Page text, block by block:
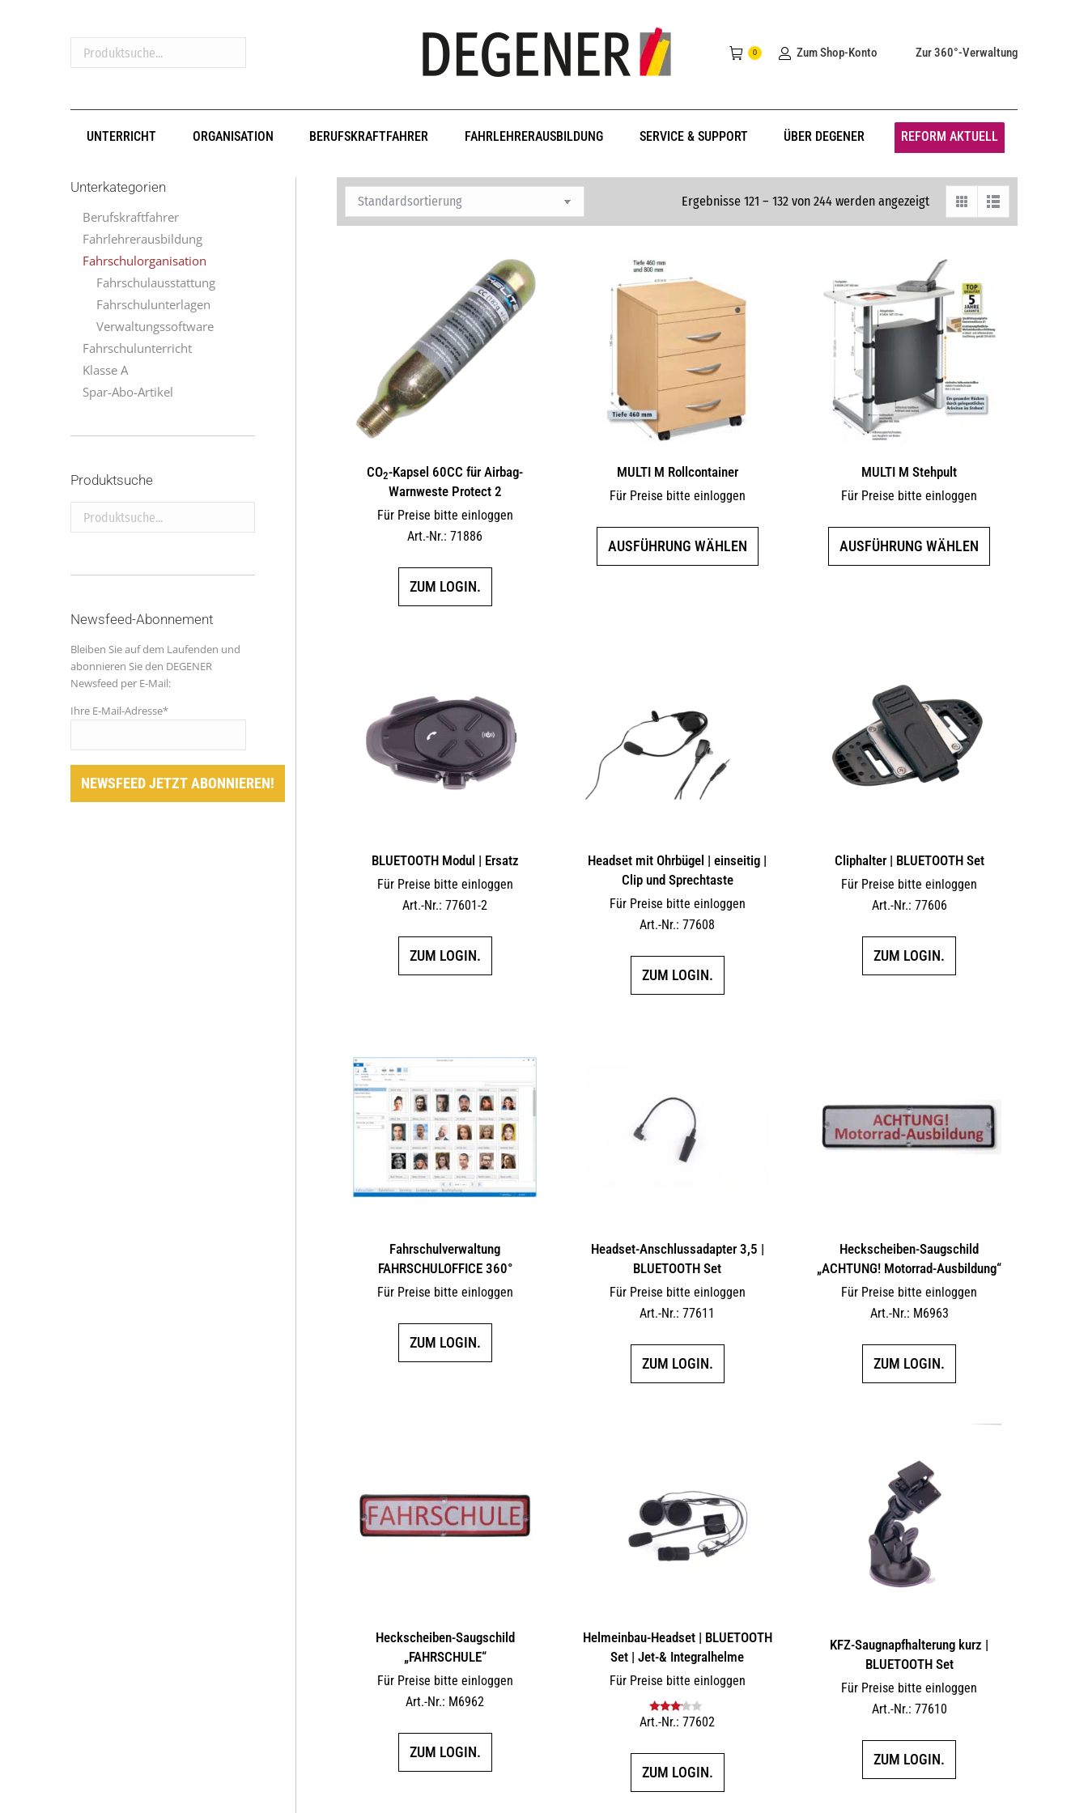
Produktsuche...
0 Zum Shop-Konto Zur 360°-Verwaltung
UNTERRICHT ORGANISATION BERUFSKRAFTFAHRER FAHRLEHRERAUSBILDUNG SERVICE & SUPPORT ÜBER DEGENER REFORM AKTUELL
Ergebnisse 121 – 132 von 244 werden angezeigt
CO2-Kapsel 60CC für Airbag-
Warnweste Protect 2
Für Preise bitte einloggen
Art.-Nr.: 71886
ZUM LOGIN.
MULTI M Rollcontainer
Für Preise bitte einloggen
AUSFÜHRUNG WÄHLEN
MULTI M Stehpult
Für Preise bitte einloggen
AUSFÜHRUNG WÄHLEN
BLUETOOTH Modul | Ersatz
Für Preise bitte einloggen
Art.-Nr.: 77601-2
ZUM LOGIN.
Headset mit Ohrbügel | einseitig |
Clip und Sprechtaste
Für Preise bitte einloggen
Art.-Nr.: 77608
ZUM LOGIN.
Cliphalter | BLUETOOTH Set
Für Preise bitte einloggen
Art.-Nr.: 77606
ZUM LOGIN.
Fahrschulverwaltung
FAHRSCHULOFFICE 360°
Für Preise bitte einloggen
ZUM LOGIN.
Headset-Anschlussadapter 3,5 |
BLUETOOTH Set
Für Preise bitte einloggen
Art.-Nr.: 77611
ZUM LOGIN.
Heckscheiben-Saugschild
„ACHTUNG! Motorrad-Ausbildung“
Für Preise bitte einloggen
Art.-Nr.: M6963
ZUM LOGIN.
Heckscheiben-Saugschild
„FAHRSCHULE“
Für Preise bitte einloggen
Art.-Nr.: M6962
ZUM LOGIN.
Helmeinbau-Headset | BLUETOOTH
Set | Jet-& Integralhelme
Für Preise bitte einloggen
Bewertet
von 5
Art.-Nr.: 77602
ZUM LOGIN.
KFZ-Saugnapfhalterung kurz |
BLUETOOTH Set
Für Preise bitte einloggen
Art.-Nr.: 77610
ZUM LOGIN.
Unterkategorien
Berufskraftfahrer
Fahrlehrerausbildung
Fahrschulorganisation
Fahrschulausstattung
Fahrschulunterlagen
Verwaltungssoftware
Fahrschulunterricht
Klasse A
Spar-Abo-Artikel
Produktsuche
Produktsuche...
Newsfeed-Abonnement
Bleiben Sie auf dem Laufenden und
abonnieren Sie den DEGENER
Newsfeed per E-Mail:
Ihre E-Mail-Adresse*